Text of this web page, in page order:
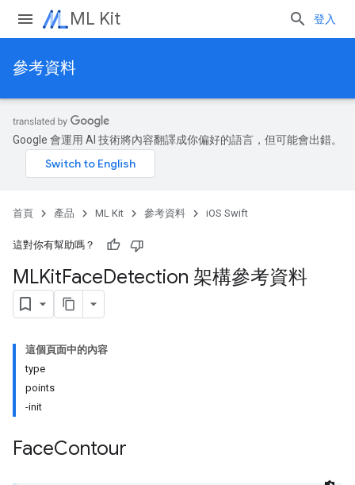
ML Kit 登入
參考資料
Google 會運用 AI 技術將內容翻譯成你偏好的語言，但可能會出錯。
首頁 產品 ML Kit 參考資料 iOS Swift
這對你有幫助嗎？
MLKitFaceDetection 架構參考資料
這個頁面中的內容
type
points
-init
FaceContour